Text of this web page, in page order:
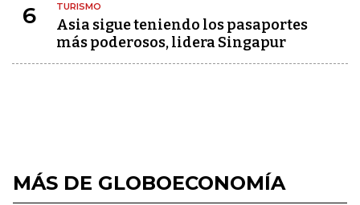
6 TURISMO
Asia sigue teniendo los pasaportes
más poderosos, lidera Singapur
MÁS DE GLOBOECONOMÍA